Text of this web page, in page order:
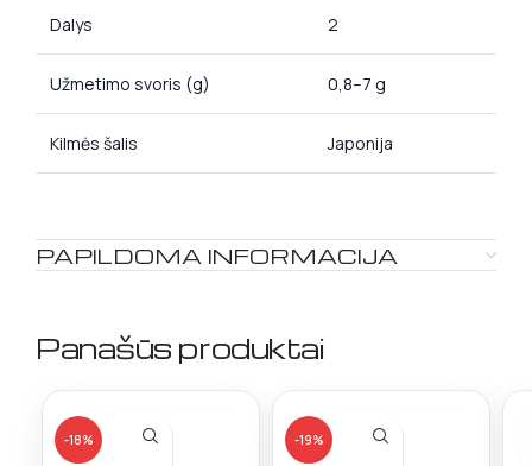
Dalys 2
Užmetimo svoris (g) 0,8–7 g
Kilmės šalis Japonija
PAPILDOMA INFORMACIJA
Panašūs produktai
-18% -19%